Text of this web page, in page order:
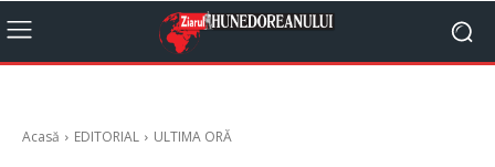
Acasă EDITORIAL ULTIMA ORĂ